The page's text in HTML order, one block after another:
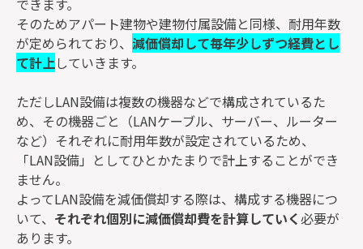
できます。
そのためアパート建物や建物付属設備と同様、耐用年数
が定められており、 減価償却して毎年少しずつ経費とし
て計上していきます。
ただしLAN設備は複数の機器などで構成されているた
め、その機器ごと（LANケーブル、サーバー、ルーター
など）それぞれに耐用年数が設定されているため、
「LAN設備」としてひとかたまりで計上することができ
ません。
よってLAN設備を減価償却する際は、構成する機器につ
いて、 それぞれ個別に減価償却費を計算していく必要が
あります。